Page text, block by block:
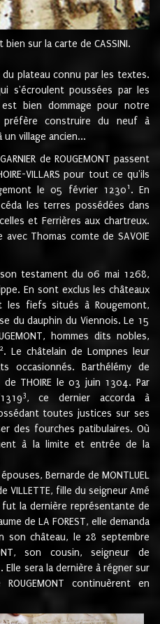
bien sur la carte de CASSINI.
plateau connu par les textes.
s'écroulent poussées par les
bien dommage pour notre
construire du neuf à
village ancien...
de ROUGEMONT passent
VILLARS pour tout ce qu'ils
le 05 février 12301 . En
céda les terres possédées dans
et Ferrières aux chartreux.
avec Thomas comte de SAVOIE
testament du 06 mai 1268,
En sont exclus les châteaux
les fiefs situés à Rougemont,
du dauphin du Viennois. Le 15
hommes dits nobles,
2. Le châtelain de Lompnes leur
occasionnés. Barthélémy de
de THOIRE le 03 juin 1304. Par
3, ce dernier accorda à
toutes justices sur ses
des fourches patibulaires. Où
à la limite et entrée de la
Bernarde de MONTLUEL
VILLETTE, fille du seigneur Amé
la dernière représentante de
de LA FOREST, elle demanda
son château, le 28 septembre
son cousin, seigneur de
sera la dernière à régner sur
continuèrent en